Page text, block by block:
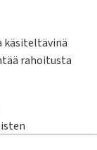
käsiteltävinä
rahoitusta